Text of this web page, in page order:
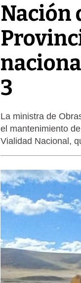
Nación
3
La ministra de
el mantenimiento
Vialidad Nacional,